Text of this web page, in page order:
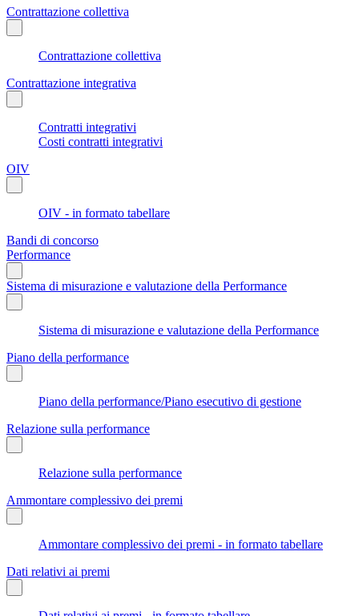
Contrattazione collettiva
Contrattazione collettiva
Contrattazione integrativa
Contratti integrativi
Costi contratti integrativi
OIV
OIV - in formato tabellare
Bandi di concorso
Performance
Sistema di misurazione e valutazione della Performance
Sistema di misurazione e valutazione della Performance
Piano della performance
Piano della performance/Piano esecutivo di gestione
Relazione sulla performance
Relazione sulla performance
Ammontare complessivo dei premi
Ammontare complessivo dei premi - in formato tabellare
Dati relativi ai premi